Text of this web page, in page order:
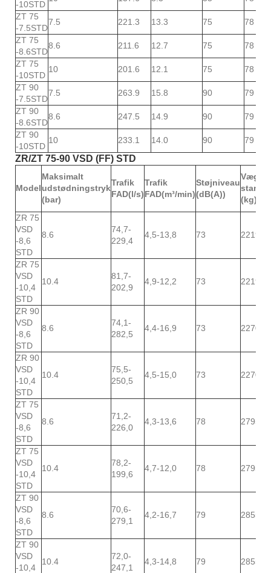
-10STD
ZT 75
-7.5STD
7.5 221.3 13.3 75
78
ZT 75
-8.6STD
8.6 211.6 12.7 75
78
ZT 75
-10STD
10 201.6 12.1 75
78
ZT 90
-7.5STD
7.5 263.9 15.8 90
79
ZT 90
-8.6STD
8.6 247.5 14.9 90
79
ZT 90
-10STD
10 233.1 14.0 90 79
ZR/ZT 75-90 VSD (FF) STD
Model
Maksimalt
udstødningstryk
(bar)
Trafik
FAD(l/s)
Trafik
FAD(m³/min)
Støjniveau
(dB(A))
Vægt-
(kg)
ZR 75
VSD
-8,6
STD
8.6
74,7-
229,4
4,5-13,8 73 2219
ZR 75
VSD
-10,4
STD
10.4
81,7-
202,9
4,9-12,2 73 2219
ZR 90
VSD
-8,6
STD
8.6
74,1-
282,5
4,4-16,9 73 2270
ZR 90
VSD
-10,4
STD
10.4
75,5-
250,5
4,5-15,0 73 2270
ZT 75
VSD
-8,6
STD
8.6
71,2-
226,0
4,3-13,6 78 2795
ZT 75
VSD
-10,4
STD
10.4
78,2-
199,6
4,7-12,0 78 2795
ZT 90
VSD
-8,6
STD
8.6
70,6-
279,1
4,2-16,7 79 2855
ZT 90
VSD
-10,4
10.4
72,0-
247,1
4,3-14,8 79 2855